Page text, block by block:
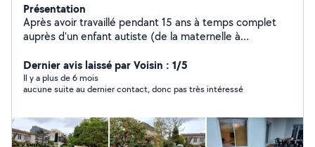
Présentation
Après avoir travaillé pendant 15 ans à temps complet
auprès d'un enfant autiste (de la maternelle à
passionné, perfectionniste, et sérieux!! Je dispose de
tout les outils nécessaires pour effectuer vos petits et
gros travaux. Je peux aider et partager avec vous mon
Revêtement de sol -Terasses -Pergola -Agencement sur
mesure -Jardinage -Montage de meubles -
Dernier avis laissé par Voisin : 1/5
Il y a plus de 6 mois
aucune suite au dernier contact, donc pas très intéressé